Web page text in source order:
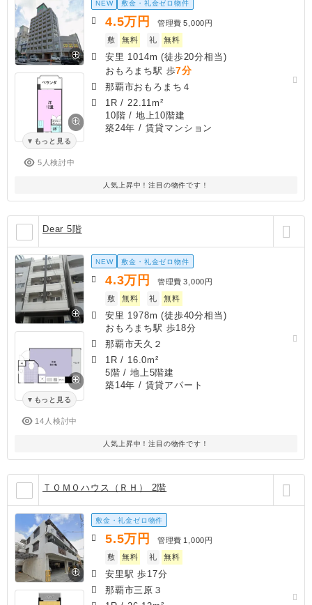
もっと見る
5人検討中
NEW 敷金・礼金ゼロ物件
4.5万円 管理費 5,000円
敷
無料 礼 無料
安里 1014m (徒歩20分相当)
おもろまち駅 歩7分
那覇市おもろまち４
1R / 22.11m²
10階 / 地上10階建
築24年 / 賃貸マンション
人気上昇中！注目の物件です！
Dear 5階
もっと見る
14人検討中
NEW 敷金・礼金ゼロ物件
4.3万円 管理費 3,000円
敷
無料 礼 無料
安里 1978m (徒歩40分相当)
おもろまち駅 歩18分
那覇市天久２
1R / 16.0m²
5階 / 地上5階建
築14年 / 賃貸アパート
人気上昇中！注目の物件です！
ＴＯＭＯハウス（ＲＨ） 2階
敷金・礼金ゼロ物件
5.5万円 管理費 1,000円
敷
無料 礼 無料
安里駅 歩17分
那覇市三原３